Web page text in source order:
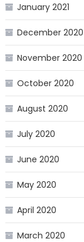
January 2021
December 2020
November 2020
October 2020
August 2020
July 2020
June 2020
May 2020
April 2020
March 2020